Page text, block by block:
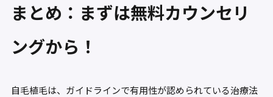
まとめ：まずは無料カウンセリ
ングから！
自毛植毛は、ガイドラインで有用性が認められている治療法